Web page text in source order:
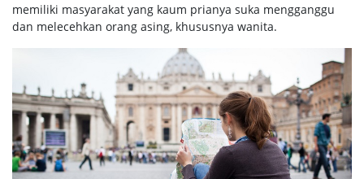
memiliki masyarakat yang kaum prianya suka mengganggu
dan melecehkan orang asing, khususnya wanita.